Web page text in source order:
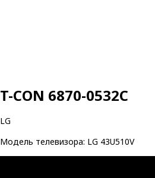
T-CON 6870-0532C
LG
Модель телевизора: LG 43U510V